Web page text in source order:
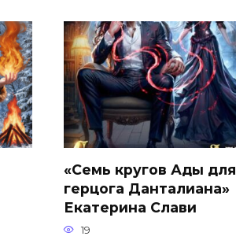
«Семь кругов Ады для
герцога Данталиана»
Екатерина Слави
19